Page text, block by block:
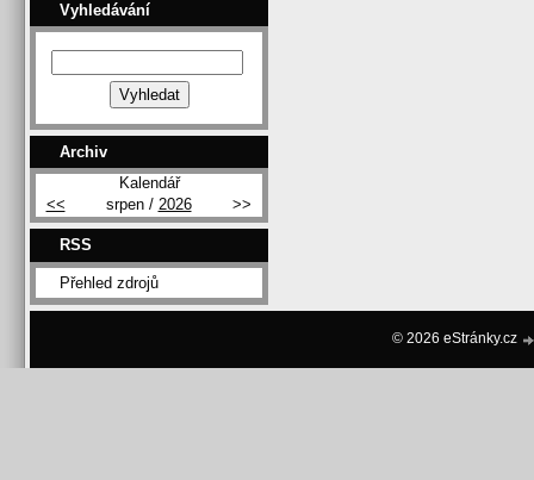
Vyhledávání
Archiv
Kalendář
<<
srpen / 2026 >>
RSS
Přehled zdrojů
© 2026 eStránky.cz